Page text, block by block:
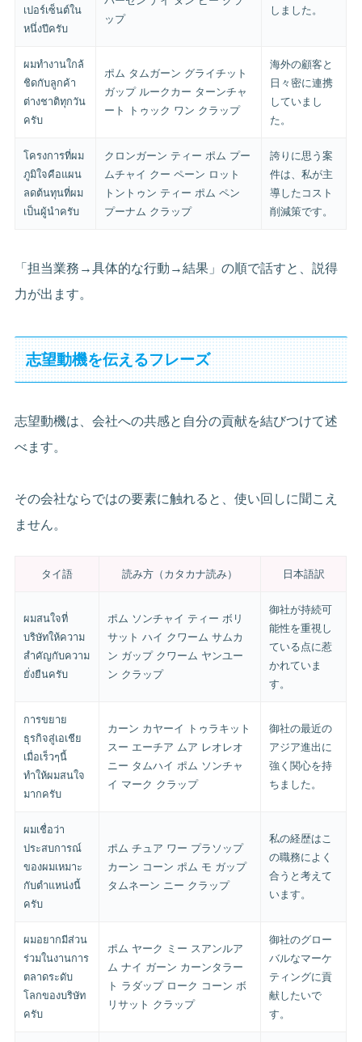
เปอร์เซ็นต์ใน
หนึ่งปีครับ
ップ
しました。
ผมทำงานใกล้
ชิดกับลูกค้า
ต่างชาติทุกวัน
ครับ
ポム タムガーン グライチット
ガップ ルークカー ターンチャ
ート トゥック ワン クラップ
海外の顧客と
日々密に連携
していまし
た。
โครงการที่ผม
ภูมิใจคือแผน
ลดต้นทุนที่ผม
เป็นผู้นำครับ
クロンガーン ティー ポム プー
ムチャイ クー ペーン ロット
トントゥン ティー ポム ペン
プーナム クラップ
誇りに思う案
件は、私が主
導したコスト
削減策です。
「担当業務→具体的な行動→結果」の順で話すと、説得
力が出ます。
志望動機を伝えるフレーズ
志望動機は、会社への共感と自分の貢献を結びつけて述
べます。
その会社ならではの要素に触れると、使い回しに聞こえ
ません。
タイ語 読み方（カタカナ読み） 日本語訳
ผมสนใจที่
บริษัทให้ความ
สำคัญกับความ
ยั่งยืนครับ
ポム ソンチャイ ティー ボリ
サット ハイ クワーム サムカ
ン ガップ クワーム ヤンユー
ン クラップ
御社が持続可
能性を重視し
ている点に惹
かれていま
す。
การขยาย
ธุรกิจสู่เอเชีย
เมื่อเร็วๆนี้
ทำให้ผมสนใจ
มากครับ
カーン カヤーイ トゥラキット
スー エーチア ムア レオレオ
ニー タムハイ ポム ソンチャ
イ マーク クラップ
御社の最近の
アジア進出に
強く関心を持
ちました。
ผมเชื่อว่า
ประสบการณ์
ของผมเหมาะ
กับตำแหน่งนี้
ครับ
ポム チュア ワー プラソップ
カーン コーン ポム モ ガップ
タムネーン ニー クラップ
私の経歴はこ
の職務によく
合うと考えて
います。
ผมอยากมีส่วน
ร่วมในงานการ
ตลาดระดับ
โลกของบริษัท
ครับ
ポム ヤーク ミー スアンルア
ム ナイ ガーン カーンタラー
ト ラダップ ローク コーン ボ
リサット クラップ
御社のグロー
バルなマーケ
ティングに貢
献したいで
す。